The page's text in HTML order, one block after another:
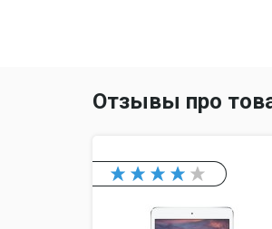
Отзывы про